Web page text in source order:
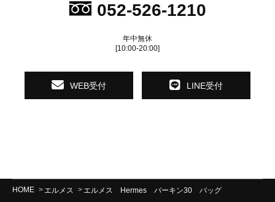
052-526-1210
年中無休
[10:00-20:00]
WEB受付 LINE受付
HOME エルメス エルメス Hermes バーキン30 バッグ